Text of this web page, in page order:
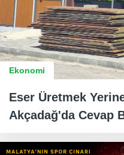
Ekonomi
Eser Üretmek
Akçadağ'da Cevap